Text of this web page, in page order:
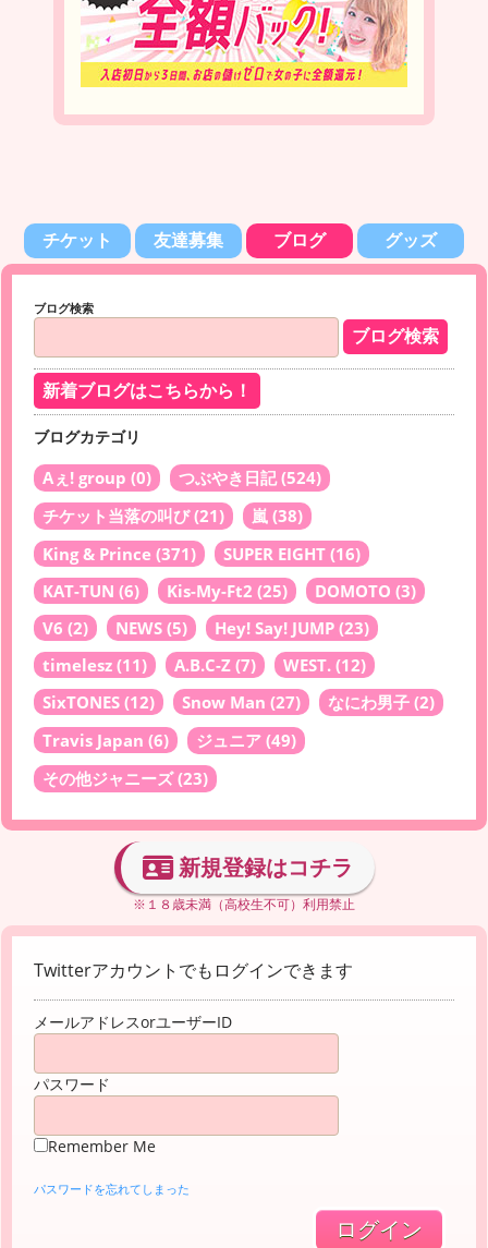
チケット 友達募集 ブログ グッズ
ブログ検索
新着ブログはこちらから！
ブログカテゴリ
Aぇ! group (0) つぶやき日記(524)
チケット当落の叫び(21) 嵐 (38)
King & Prince (371) SUPER EIGHT (16)
KAT-TUN (6) Kis-My-Ft2 (25) DOMOTO (3)
V6 (2) NEWS (5) Hey! Say! JUMP (23)
timelesz (11) A.B.C-Z (7) WEST. (12)
SixTONES (12) Snow Man (27) なにわ男子 (2)
Travis Japan (6) ジュニア (49)
その他ジャニーズ(23)
新規登録はコチラ
※１８歳未満（高校生不可）利用禁止
Twitterアカウントでもログインできます
メールアドレスorユーザーID
パスワード
Remember Me
パスワードを忘れてしまった